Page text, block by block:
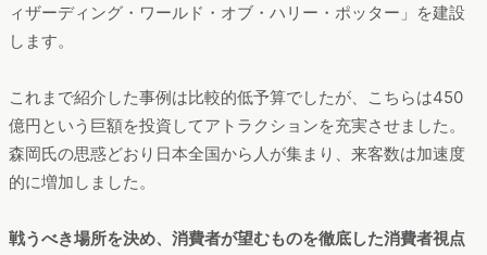
ィザーディング・ワールド・オブ・ハリー・ポッター」を建設
します。
これまで紹介した事例は比較的低予算でしたが、こちらは450
億円という巨額を投資してアトラクションを充実させました。
森岡氏の思惑どおり日本全国から人が集まり、来客数は加速度
的に増加しました。
戦うべき場所を決め、消費者が望むものを徹底した消費者視点